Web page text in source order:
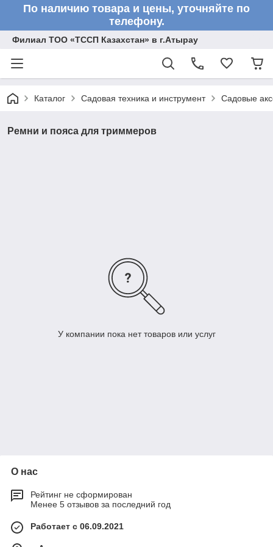
По наличию товара и цены, уточняйте по
телефону.
Филиал ТОО «ТССП Казахстан» в г.Атырау
Каталог Садовая техника и инструмент Садовые
Ремни и пояса для триммеров
У компании пока нет товаров или услуг
О нас
Рейтинг не сформирован
Менее 5 отзывов за последний год
Работает с 06.09.2021